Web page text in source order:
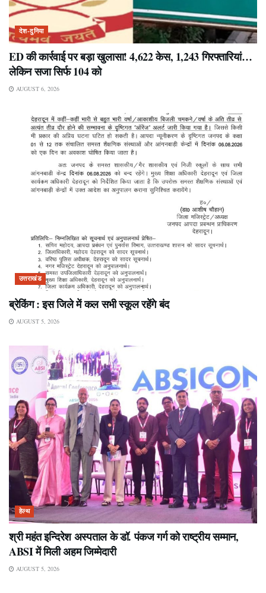
देश-दुनिया
ED की कार्रवाई पर बड़ा खुलासा! 4,622 केस, 1,243 गिरफ्तारियां…
लेकिन सजा सिर्फ 104 को
AUGUST 6, 2026
उत्तराखंड
ब्रेकिंग : इस जिले में कल सभी स्कूल रहेंगे बंद
AUGUST 5, 2026
हेल्थ
श्री महंत इन्दिरेश अस्पताल के डॉ. पंकज गर्ग को राष्ट्रीय सम्मान,
ABSI में मिली अहम जिम्मेदारी
AUGUST 5, 2026